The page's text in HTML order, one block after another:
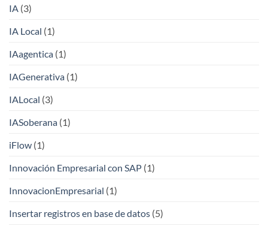
IA (3)
IA Local (1)
IAagentica (1)
IAGenerativa (1)
IALocal (3)
IASoberana (1)
iFlow (1)
Innovación Empresarial con SAP (1)
InnovacionEmpresarial (1)
Insertar registros en base de datos (5)